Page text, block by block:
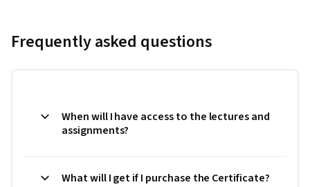
Frequently asked questions
When will I have access to the lectures and
assignments?
What will I get if I purchase the Certificate?